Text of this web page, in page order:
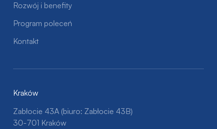
Rozwój i benefity
Program poleceń
Kontakt
Kraków
Zabłocie 43A (biuro: Zabłocie 43B)
30-701 Kraków